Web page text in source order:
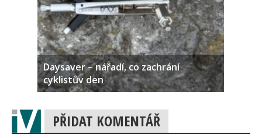
Daysaver – nářadí, co zachrání
cyklistův den
PŘIDAT KOMENTÁŘ